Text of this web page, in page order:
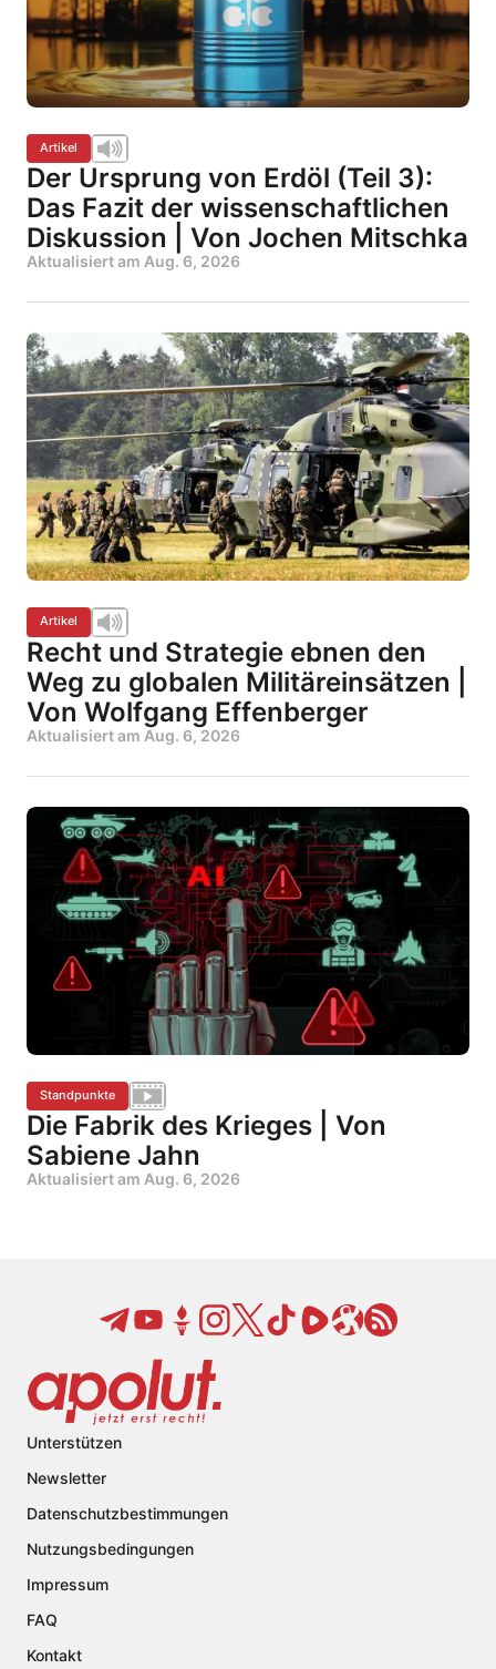
Artikel
Der Ursprung von Erdöl (Teil 3):
Das Fazit der wissenschaftlichen
Diskussion | Von Jochen Mitschka
Aktualisiert am Aug. 6, 2026
Artikel
Recht und Strategie ebnen den
Weg zu globalen Militäreinsätzen |
Von Wolfgang Effenberger
Aktualisiert am Aug. 6, 2026
Standpunkte
Die Fabrik des Krieges | Von
Sabiene Jahn
Aktualisiert am Aug. 6, 2026
Unterstützen
Newsletter
Datenschutzbestimmungen
Nutzungsbedingungen
Impressum
FAQ
Kontakt